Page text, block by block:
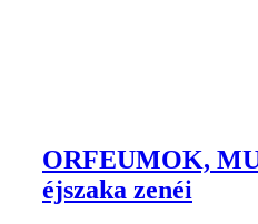
ORFEUMOK,
éjszaka zenéi